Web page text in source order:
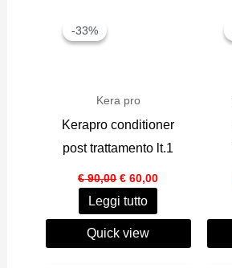
-33%
-33%
Kera pro
Kerapro conditioner
post trattamento lt.1
€90,00 Il
prezzo
originale
era:
€ 90,00.
€ 60,00
Leggi tutto
Quick view